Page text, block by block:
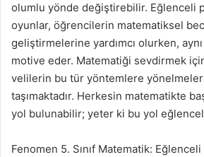
olumlu yönde değiştirebilir. Eğlenceli
oyunlar, öğrencilerin matematiksel
geliştirmelerine yardımcı olurken,
motive eder. Matematiği sevdirmek
velilerin bu tür yöntemlere
taşımaktadır. Herkesin matematikte
yol bulunabilir; yeter ki bu yol
Fenomen 5. Sınıf Matematik: